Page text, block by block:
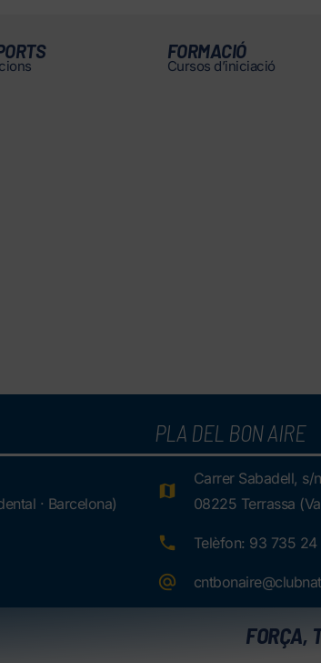
FORÇA,
FORMACIÓ
Cursos d’iniciació
· Barcelona)
PLA DEL BON AIRE
Carrer Sabadell, s/n
08225 Terrassa
Telèfon: 93 735 24